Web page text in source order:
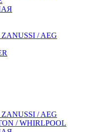
/ AEG
/ AEG
/ WHIRLPOOL